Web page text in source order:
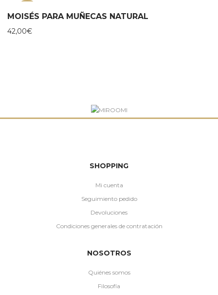
MOISÉS PARA MUÑECAS NATURAL
42,00€
SHOPPING
Mi cuenta
Seguimiento pedido
Devoluciones
Condiciones generales de contratación
NOSOTROS
Quiénes somos
Filosofía